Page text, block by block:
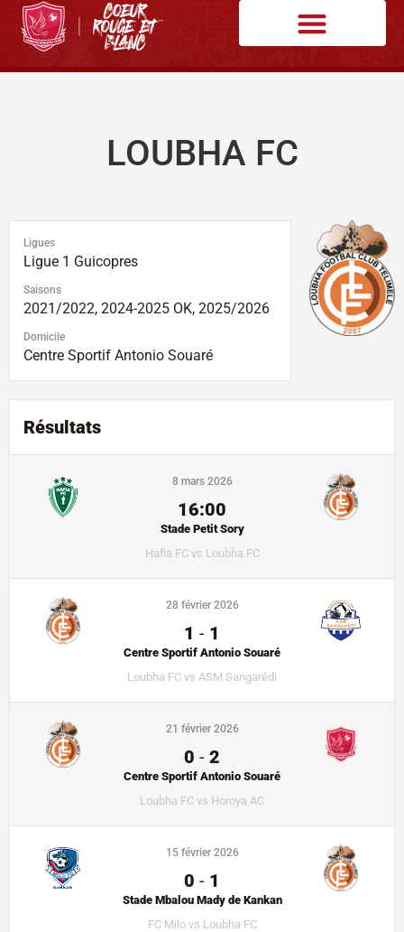
LOUBHA FC
Ligues
Ligue 1 Guicopres
Saisons
2021/2022, 2024-2025 OK, 2025/2026
Domicile
Centre Sportif Antonio Souaré
Résultats
8 mars 2026
16:00
Stade Petit Sory
Hafia FC vs Loubha FC
28 février 2026
1 - 1
Centre Sportif Antonio Souaré
Loubha FC vs ASM Sangarédi
21 février 2026
0 - 2
Centre Sportif Antonio Souaré
Loubha FC vs Horoya AC
15 février 2026
0 - 1
Stade Mbalou Mady de Kankan
FC Milo vs Loubha FC